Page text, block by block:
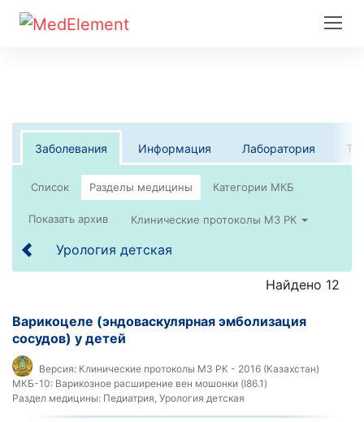
Заболевания Информация Лаборатория
Список
Клинические протоколы МЗ РК
Урология детская
Найдено 12
Варикоцеле (эндоваскулярная эмболизация
сосудов) у детей
Версия: Клинические протоколы МЗ РК - 2016 (Казахстан)
МКБ-10: Варикозное расширение вен мошонки (I86.1)
Раздел медицины: Педиатрия, Урология детская